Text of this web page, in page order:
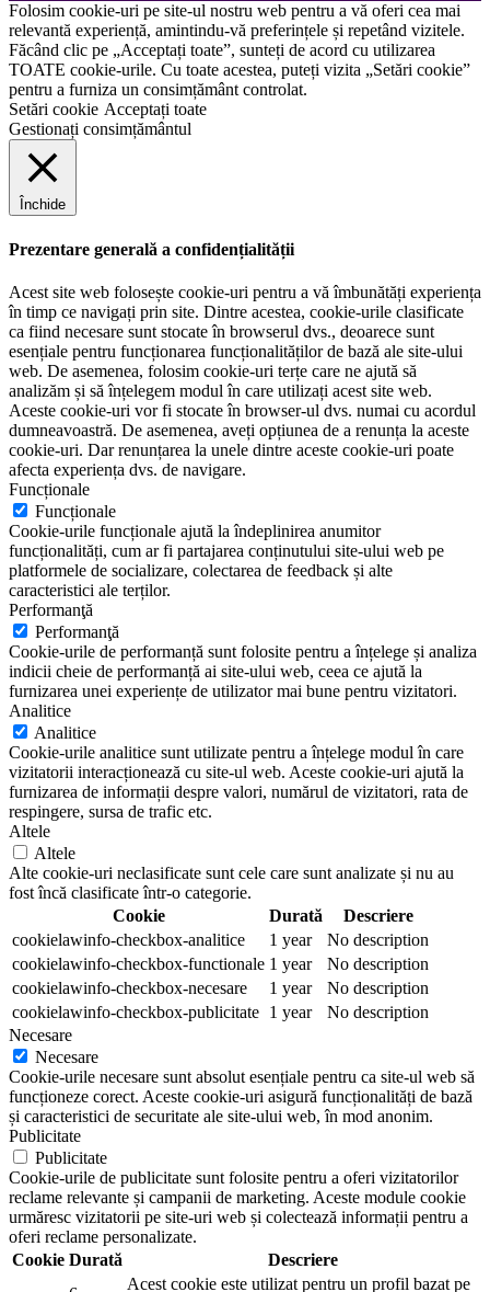
Folosim cookie-uri pe site-ul nostru web pentru a vă oferi cea mai
relevantă experiență, amintindu-vă preferințele și repetând vizitele.
Făcând clic pe „Acceptați toate”, sunteți de acord cu utilizarea
TOATE cookie-urile. Cu toate acestea, puteți vizita „Setări cookie”
pentru a furniza un consimțământ controlat.
Setări cookie Acceptați toate
Gestionați consimțământul
Închide
Prezentare generală a confidențialității
Acest site web folosește cookie-uri pentru a vă îmbunătăți experiența
în timp ce navigați prin site. Dintre acestea, cookie-urile clasificate
ca fiind necesare sunt stocate în browserul dvs., deoarece sunt
esențiale pentru funcționarea funcționalităților de bază ale site-ului
web. De asemenea, folosim cookie-uri terțe care ne ajută să
analizăm și să înțelegem modul în care utilizați acest site web.
Aceste cookie-uri vor fi stocate în browser-ul dvs. numai cu acordul
dumneavoastră. De asemenea, aveți opțiunea de a renunța la aceste
cookie-uri. Dar renunțarea la unele dintre aceste cookie-uri poate
afecta experiența dvs. de navigare.
Funcționale
Funcționale
Cookie-urile funcționale ajută la îndeplinirea anumitor
funcționalități, cum ar fi partajarea conținutului site-ului web pe
platformele de socializare, colectarea de feedback și alte
caracteristici ale terților.
Performanţă
Performanţă
Cookie-urile de performanță sunt folosite pentru a înțelege și analiza
indicii cheie de performanță ai site-ului web, ceea ce ajută la
furnizarea unei experiențe de utilizator mai bune pentru vizitatori.
Analitice
Analitice
Cookie-urile analitice sunt utilizate pentru a înțelege modul în care
vizitatorii interacționează cu site-ul web. Aceste cookie-uri ajută la
furnizarea de informații despre valori, numărul de vizitatori, rata de
respingere, sursa de trafic etc.
Altele
Altele
Alte cookie-uri neclasificate sunt cele care sunt analizate și nu au
fost încă clasificate într-o categorie.
Cookie
Durată
Descriere
cookielawinfo-checkbox-analitice
1 year
No description
cookielawinfo-checkbox-functionale 1 year
No description
cookielawinfo-checkbox-necesare
1 year
No description
cookielawinfo-checkbox-publicitate 1 year
No description
Necesare
Necesare
Cookie-urile necesare sunt absolut esențiale pentru ca site-ul web să
funcționeze corect. Aceste cookie-uri asigură funcționalități de bază
și caracteristici de securitate ale site-ului web, în mod anonim.
Publicitate
Publicitate
Cookie-urile de publicitate sunt folosite pentru a oferi vizitatorilor
reclame relevante și campanii de marketing. Aceste module cookie
urmăresc vizitatorii pe site-uri web și colectează informații pentru a
oferi reclame personalizate.
Cookie Durată
Descriere
Acest cookie este utilizat pentru un profil bazat pe